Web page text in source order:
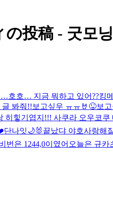
投稿 - 굿모
…호호… 지금 뭐하고 있어??킹
글 봐줘!! 보고싶우 ㅠㅠ 🤘 😜보
히힣기엽지!!! 사쿠라 오우코쿠
단나잇🌙 🐰 끝났댜 야호사랑해
번은 1244,0이였어 오늘은 규